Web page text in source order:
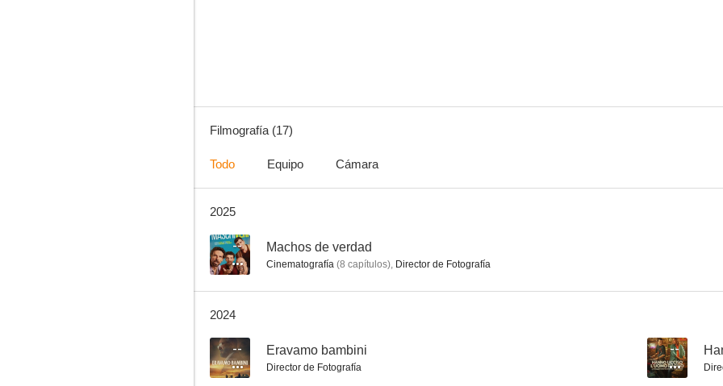
Filmografía (17)
Todo Equipo Cámara
2025
-- Machos de verdad
Cinematografía (8 capítulos), Director de Fotografía
2024
-- Eravamo bambini
Director de Fotografía
--